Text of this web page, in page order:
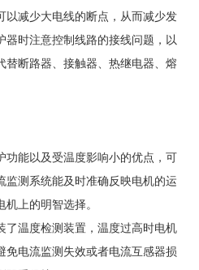
以减少大电线的断点，从而减少发
时注意控制线路的接线问题，以
替断路器、接触器、热继电器、熔
功能以及受温度影响小的优点，可
监测系统能及时准确反映电机的运
上的明智选择。
了温度检测装置，温度过高时电机
免电流监测失效或者电流互感器损